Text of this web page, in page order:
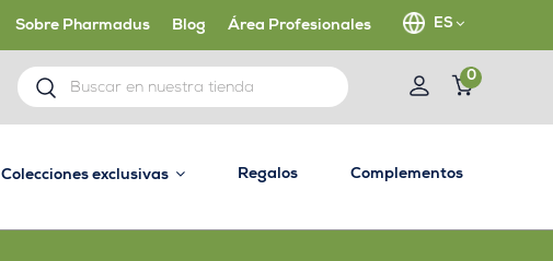
ES
Sobre Pharmadus Blog Área Profesionales
0
Colecciones exclusivas Regalos Complementos